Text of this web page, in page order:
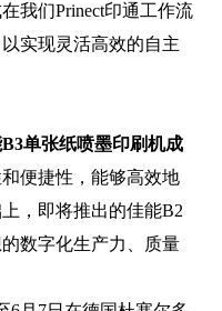
我们Prinect印通工作流
实现灵活高效的自主
单张纸喷墨印刷机成
便捷性，能够高效地
，即将推出的佳能B2
数字化生产力、质量